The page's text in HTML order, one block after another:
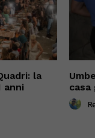
la
anni